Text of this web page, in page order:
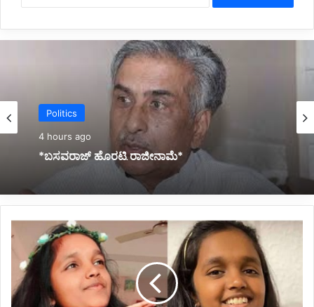
Politics
4 hours ago
*ಬಸವರಾಜ್ ಹೊರಟ್ಟಿ ರಾಜೀನಾಮೆ*
ಕೊಟ್ಟು
ವಾಪಸ್
ಆಗುತ್ತಿದ್ದಾಗ
ಭೀಕರ
ಅಪಘಾತ;